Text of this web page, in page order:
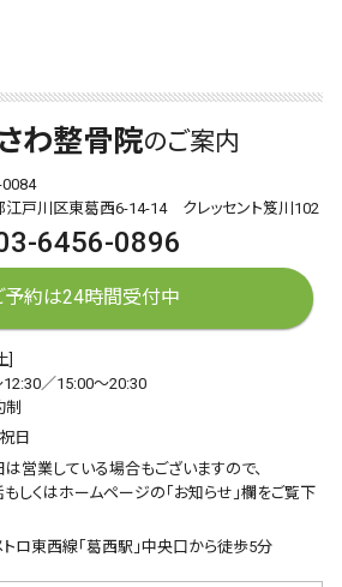
わ整骨院のご案内
0084
江戸川区東葛西6-14-14 クレッセント笈川102
6456-0896
予約は24時間受付中
]
／15:00～20:30
日
営業している場合もございますので、
しくはホームページの「お知らせ」欄をご覧下
トロ東西線「葛西駅」中央口から徒歩5分